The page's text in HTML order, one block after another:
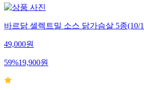
바르닭 셀렉트밀 소스 닭가슴살 5종(10/
49,000원
59%19,900원